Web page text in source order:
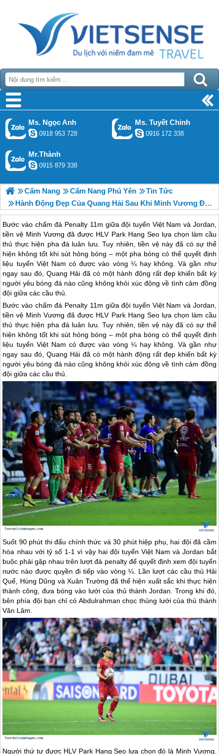
Ms. Ngọc Anh
0918 953 728
Ms. Tuyết Chinh
0916 172 338
Mr.Thành
0915 879 338
Cẩm Nang Cẩm Nang Phú Yên
Tin Tức
Hành Động Đẹp Của Quang Hải Sau Khi Minh Vương Đá Hỏng Penalty
Bước vào chấm đá Penalty 11m giữa đội tuyển Việt Nam và Jordan,
tiền vệ Minh Vương đã được HLV Park Hang Seo lựa chọn làm cầu
thủ thực hiện pha đá luân lưu. Tuy nhiên, tiền vệ này đã có sự thể
hiện không tốt khi sút hỏng bóng – một pha bóng có thể quyết định
liệu tuyển Việt Nam có được vào vòng ¼ hay không. Và gần như
ngay sau đó, Quang Hải đã có một hành động rất đẹp khiến bất kỳ
người yêu bóng đá nào cũng không khỏi xúc động về tình cảm đồng
đội giữa các cầu thủ.
Bước vào chấm đá Penalty 11m giữa đội tuyển Việt Nam và Jordan,
tiền vệ Minh Vương đã được HLV Park Hang Seo lựa chọn làm cầu
thủ thực hiện pha đá luân lưu. Tuy nhiên, tiền vệ này đã có sự thể
hiện không tốt khi sút hỏng bóng – một pha bóng có thể quyết định
liệu tuyển Việt Nam có được vào vòng ¼ hay không. Và gần như
ngay sau đó, Quang Hải đã có một hành động rất đẹp khiến bất kỳ
người yêu bóng đá nào cũng không khỏi xúc động về tình cảm đồng
đội giữa các cầu thủ.
Suốt 90 phút thi đấu chính thức và 30 phút hiệp phụ, hai đội đã cầm
hòa nhau với tỷ số 1-1 vì vậy hai đội tuyển Việt Nam và Jordan bắt
buộc phải gặp nhau trên lượt đá penalty để quyết định xem đội tuyển
nước nào được quyền đi tiếp vào vòng ¼. Lần lượt các cầu thủ Hải
Quế, Hùng Dũng và Xuân Trường đã thể hiện xuất sắc khi thực hiện
thành công, đưa bóng vào lưới của thủ thành Jordan. Trong khi đó,
bên phía đội bạn chỉ có Abdulrahman chọc thủng lưới của thủ thành
Văn Lâm.
Người thứ tư được HLV Park Hang Seo lựa chọn đó là Minh Vương.